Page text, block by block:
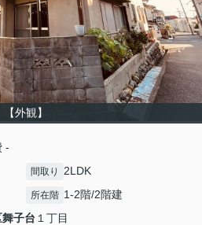
【外観】
-
間取り 2LDK
所在階 1-2階/2階建
舞子台 １丁目